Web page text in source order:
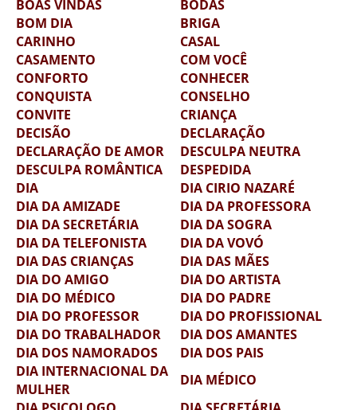
BOAS VINDAS
BODAS
BOM DIA
BRIGA
CARINHO
CASAL
CASAMENTO
COM VOCÊ
CONFORTO
CONHECER
CONQUISTA
CONSELHO
CONVITE
CRIANÇA
DECISÃO
DECLARAÇÃO
DECLARAÇÃO DE AMOR
DESCULPA NEUTRA
DESCULPA ROMÂNTICA
DESPEDIDA
DIA
DIA CIRIO NAZARÉ
DIA DA AMIZADE
DIA DA PROFESSORA
DIA DA SECRETÁRIA
DIA DA SOGRA
DIA DA TELEFONISTA
DIA DA VOVÓ
DIA DAS CRIANÇAS
DIA DAS MÃES
DIA DO AMIGO
DIA DO ARTISTA
DIA DO MÉDICO
DIA DO PADRE
DIA DO PROFESSOR
DIA DO PROFISSIONAL
DIA DO TRABALHADOR
DIA DOS AMANTES
DIA DOS NAMORADOS
DIA DOS PAIS
DIA INTERNACIONAL DA
MULHER
DIA MÉDICO